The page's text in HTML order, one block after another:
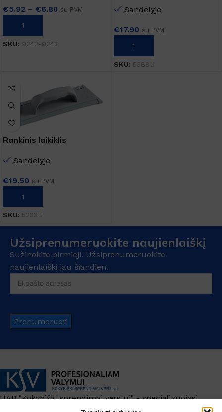
€5.92 – €6.80 su PVM
PASIRINKTI SAVYBES
SKU: 9242-9243
Sandėlyje
€17.90 su PVM
Į KREPŠELĮ
SKU: 5388U
Rankinis laikiklis
Sandėlyje
€19.50 su PVM
Į KREPŠELĮ
SKU: 5233U
Užsiprenumeruokite naujienlaiškį
Sužinokite pirmieji. Užsiprenumeruokite
naujienlaiškį jau šiandien.
Prenumeruoti
UAB "Kokybiški sprendimai verslui" - specializuojasi